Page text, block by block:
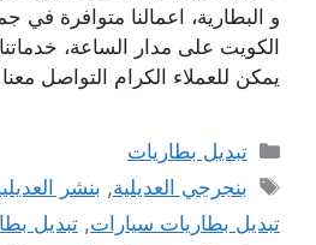
و البطارية، اعمالنا متوافرة
الكويت على مدار الساعة،
يمكن للعملاء الكرام التواصل
التصنيفات
تبديل بطاريات
الوسوم
بنجرجي العديلية, بنشر
تبديل بطاريات سيارات, تبديل